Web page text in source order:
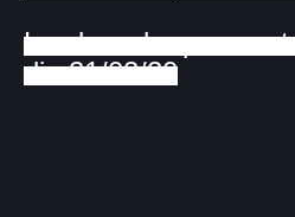
Lembrando que a
dia 21/02/20